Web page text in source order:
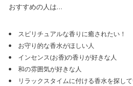
おすすめの人は…
スピリチュアルな香りに癒されたい！
お守り的な香水がほしい人
インセンス(お香)の香りが好きな人
和の雰囲気が好きな人
リラックスタイムに付ける香水を探し